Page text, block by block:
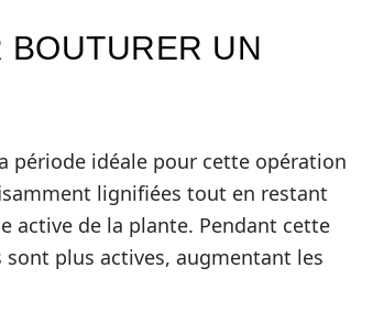
BOUTURER UN
période idéale pour cette opération
lignifiées tout en restant
active de la plante. Pendant cette
plus actives, augmentant les